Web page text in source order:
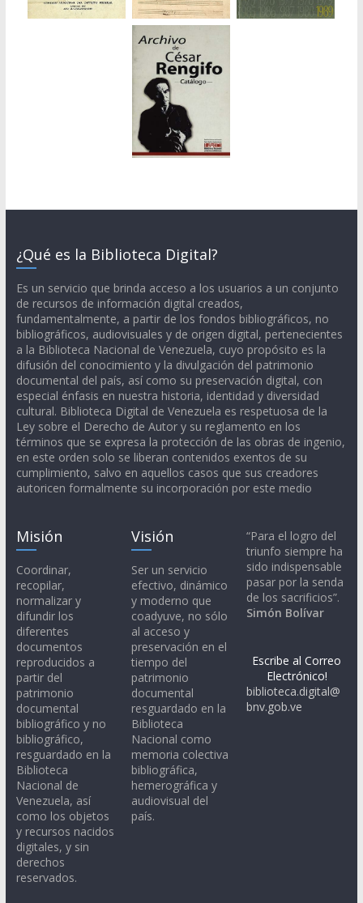
¿Qué es la Biblioteca Digital?
Es un servicio que brinda acceso a los usuarios a un conjunto
de recursos de información digital creados,
fundamentalmente, a partir de los fondos bibliográficos, no
bibliográficos, audiovisuales y de origen digital, pertenecientes
a la Biblioteca Nacional de Venezuela, cuyo propósito es la
difusión del conocimiento y la divulgación del patrimonio
documental del país, así como su preservación digital, con
especial énfasis en nuestra historia, identidad y diversidad
cultural. Biblioteca Digital de Venezuela es respetuosa de la
Ley sobre el Derecho de Autor y su reglamento en los
términos que se expresa la protección de las obras de ingenio,
en este orden solo se liberan contenidos exentos de su
cumplimiento, salvo en aquellos casos que sus creadores
autoricen formalmente su incorporación por este medio
Misión
Coordinar,
recopilar,
normalizar y
difundir los
diferentes
documentos
reproducidos a
partir del
patrimonio
documental
bibliográfico y no
bibliográfico,
resguardado en la
Biblioteca
Nacional de
Venezuela, así
como los objetos
y recursos nacidos
digitales, y sin
derechos
reservados.
Visión
Ser un servicio
efectivo, dinámico
y moderno que
coadyuve, no sólo
al acceso y
preservación en el
tiempo del
patrimonio
documental
resguardado en la
Biblioteca
Nacional como
memoria colectiva
bibliográfica,
hemerográfica y
audiovisual del
país.
“Para el logro del
triunfo siempre ha
sido indispensable
pasar por la senda
de los sacrificios”.
Simón Bolívar
Escribe al Correo
Electrónico!
biblioteca.digital@
bnv.gob.ve